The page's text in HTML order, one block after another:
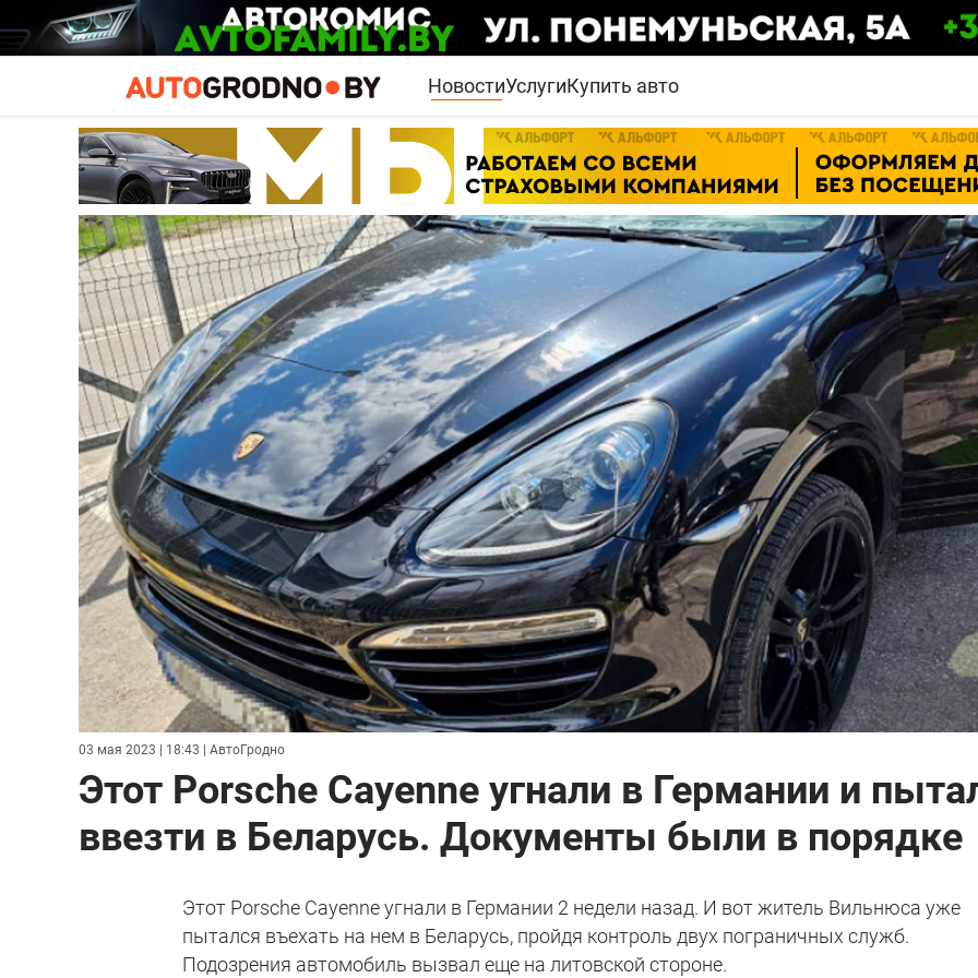
НовостиУслугиКупить авто
03 мая 2023 | 18:43 | АвтоГродно
Этот Porsche Cayenne угнали в Германии и
ввезти в Беларусь. Документы были в порядке
Этот Porsche Cayenne угнали в Германии 2 недели назад. И вот житель Вильнюса уже
пытался въехать на нем в Беларусь, пройдя контроль двух пограничных служб.
Подозрения автомобиль вызвал еще на литовской стороне.